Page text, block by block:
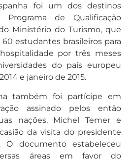
foi um dos destinos
de Qualificação
Ministério do Turismo, que
estudantes brasileiros para
por três meses
do país europeu
e janeiro de 2015.
também foi partícipe em
assinado pelos então
nações, Michel Temer e
da visita do presidente
O documento estabeleceu
áreas em favor do